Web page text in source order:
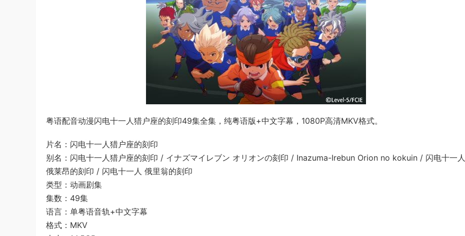
粤语配音动漫闪电十一人猎户座的刻印49集全集，纯粤语版+中文字幕，1080P高清MKV格式。
片名：闪电十一人猎户座的刻印
别名：闪电十一人猎户座的刻印 / イナズマイレブン オリオンの刻印 / Inazuma-Irebun Orion no kokuin / 闪电十一人
俄莱昂的刻印 / 闪电十一人 俄里翁的刻印
类型：动画剧集
集数：49集
语言：单粤语音轨+中文字幕
格式：MKV